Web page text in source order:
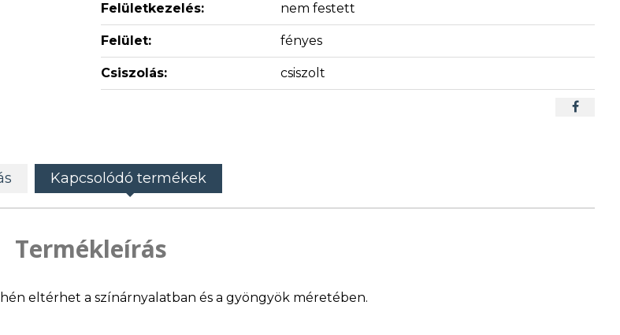
Felületkezelés: nem festett
Felület: fényes
Csiszolás: csiszolt
Kapcsolódó termékek
Termékleírás
eltérhet a színárnyalatban és a gyöngyök méretében.